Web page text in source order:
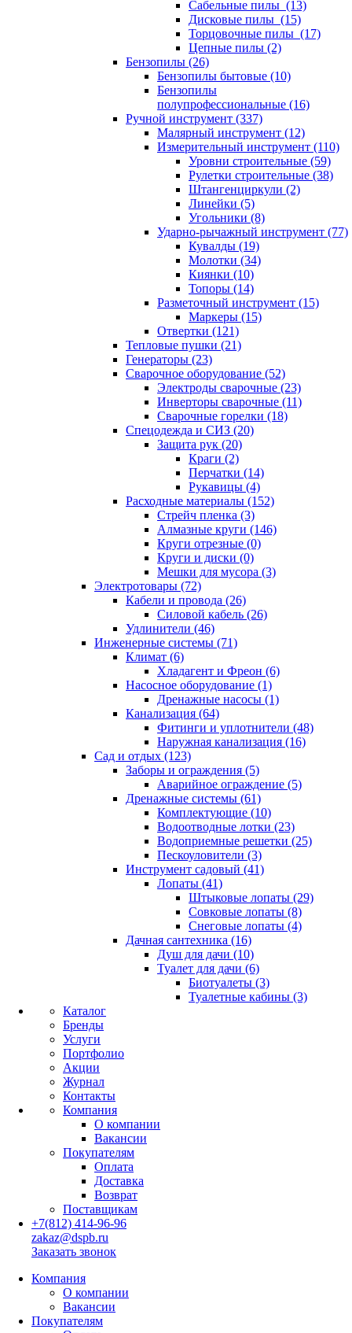
Сабельные пилы (13)
Дисковые пилы (15)
Торцовочные пилы (17)
Цепные пилы (2)
Бензопилы (26)
Бензопилы бытовые (10)
Бензопилы
полупрофессиональные (16)
Ручной инструмент (337)
Малярный инструмент (12)
Измерительный инструмент (110)
Уровни строительные (59)
Рулетки строительные (38)
Штангенциркули (2)
Линейки (5)
Угольники (8)
Ударно-рычажный инструмент (77)
Кувалды (19)
Молотки (34)
Киянки (10)
Топоры (14)
Разметочный инструмент (15)
Маркеры (15)
Отвертки (121)
Тепловые пушки (21)
Генераторы (23)
Сварочное оборудование (52)
Электроды сварочные (23)
Инверторы сварочные (11)
Сварочные горелки (18)
Спецодежда и СИЗ (20)
Защита рук (20)
Краги (2)
Перчатки (14)
Рукавицы (4)
Расходные материалы (152)
Стрейч пленка (3)
Алмазные круги (146)
Круги отрезные (0)
Круги и диски (0)
Мешки для мусора (3)
Электротовары (72)
Кабели и провода (26)
Силовой кабель (26)
Удлинители (46)
Инженерные системы (71)
Климат (6)
Хладагент и Фреон (6)
Насосное оборудование (1)
Дренажные насосы (1)
Канализация (64)
Фитинги и уплотнители (48)
Наружная канализация (16)
Сад и отдых (123)
Заборы и ограждения (5)
Аварийное ограждение (5)
Дренажные системы (61)
Комплектующие (10)
Водоотводные лотки (23)
Водоприемные решетки (25)
Пескоуловители (3)
Инструмент садовый (41)
Лопаты (41)
Штыковые лопаты (29)
Совковые лопаты (8)
Снеговые лопаты (4)
Дачная сантехника (16)
Душ для дачи (10)
Туалет для дачи (6)
Биотуалеты (3)
Туалетные кабины (3)
Каталог
Бренды
Услуги
Портфолио
Акции
Журнал
Контакты
Компания
О компании
Вакансии
Покупателям
Оплата
Доставка
Возврат
Поставщикам
+7(812) 414-96-96
zakaz@dspb.ru
Заказать звонок
Компания
О компании
Вакансии
Покупателям